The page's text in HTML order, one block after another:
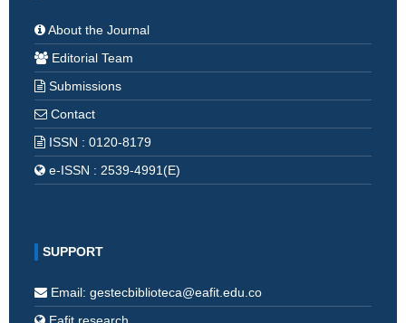
About the Journal
Editorial Team
Submissions
Contact
ISSN : 0120-8179
e-ISSN : 2539-4991(E)
SUPPORT
Email: gestecbiblioteca@eafit.edu.co